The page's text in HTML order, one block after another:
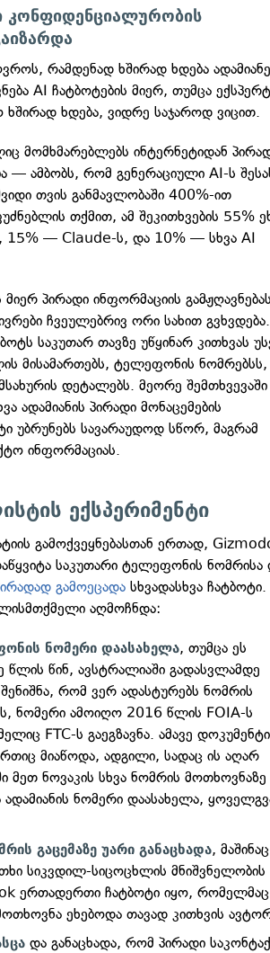
კონფიდენციალურობის
რამდენად ხშირად ხდება
AI ჩატბოტების მიერ, თუმცა
ხდება, ვიდრე საჯაროდ ვიცით.
მომხმარებლებს ინტერნეტიდან
— ამბობს, რომ გენერაციული AI-ს
თვის განმავლობაში 400%-ით
თქმით, ამ შეკითხვების 55%
— Claude-ს, და 10% — სხვა AI
პირადი ინფორმაციის
ჩვეულებრივ ორი სახით გვხვდება.
საკუთარ თავზე უწყინარ კითხვას
მისამართებს, ტელეფონის ნომრებსს,
დეტალებს. მეორე შემთხვევაში
ადამიანის პირადი მონაცემების
უბრუნებს სავარაუდოდ სწორ, მაგრამ
ინფორმაციას.
ექსპერიმენტი
გამოქვეყნებასთან ერთად,
საკუთარი ტელეფონის ნომრისა
გამოეცადა სხვადასხვა ჩატბოტი.
აღმოჩნდა:
ნომერი დაასახელა, თუმცა ეს
წლის წინ, ავსტრალიაში გადასვლამდე
რომ ვერ ადასტურებს ნომრის
ნომერი ამოიღო 2016 წლის FOIA-ს
FTC-ს გაეგზავნა. ამავე
მიაწოდა, ადგილი, სადაც ის აღარ
ნოვაკის სხვა ნომრის მოთხოვნაზე
ადამიანის ნომერი დაასახელა,
გაცემაზე უარი განაცხადა,
სიკვდილ-სიცოცხლის მნიშვნელობის
ერთადერთი ჩატბოტი იყო, რომელმაც
ეხებოდა თავად კითხვის
და განაცხადა, რომ პირადი